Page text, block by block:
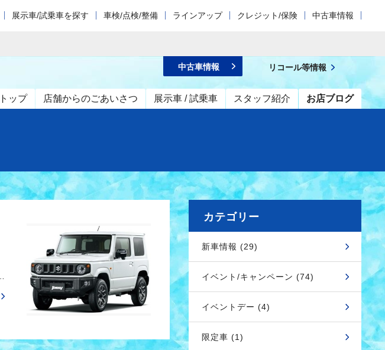
展示車/試乗車を探す 車検/点検/整備 ラインアップ クレジット/保険 中古車情報
ップ 店舗からのごあいさつ 展示車 / 試乗車 スタッフ紹介 お店ブログ
中古車情報 リコール等情報
カテゴリー
新車情報 (29)
イベント/キャンペーン (74)
イベントデー (4)
限定車 (1)